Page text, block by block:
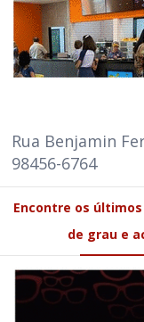
Rua Benjamin
98456-6764
Encontre os
de grau e